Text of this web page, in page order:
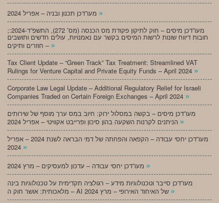
»
;מעו”דכן מיסים – חוק לתיקון פקודת מס הכנסה (מס’ 272), התשפ”ד-2024:
חובות דיווח שונות לרשות המיסים בקשר עם נאמנויות, עולים חדשים ותושבים
חוזרים ותיקים – »
Tax Client Update – “Green Track” Tax Treatment: Streamlined VAT
Rulings for Venture Capital and Private Equity Funds – April 2024 »
Corporate Law Legal Update – Additional Regulatory Relief for Israeli
Companies Traded on Certain Foreign Exchanges – April 2024 »
מעו”דכן מיסים – בקשה במסלול ירוק: חיוב במס ערך מוסף של שירותים
»
מעו”דכן יחסי עבודה – הקפאה והפחתה של דמי הבראה לשנת 2024 – אפריל
»
»
מעו”דכן סייבר וטכנולוגיות מידע – רגולציה תקדימית על טכנולוגיות בינה
»